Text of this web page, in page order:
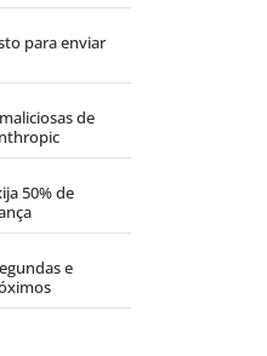
para enviar
de
50% de
e